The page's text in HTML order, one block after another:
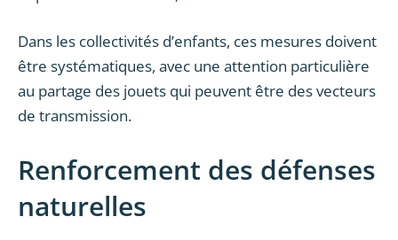
Dans les collectivités d’enfants, ces mesures doivent
être systématiques, avec une attention particulière
au partage des jouets qui peuvent être des vecteurs
de transmission.
Renforcement des défenses
naturelles